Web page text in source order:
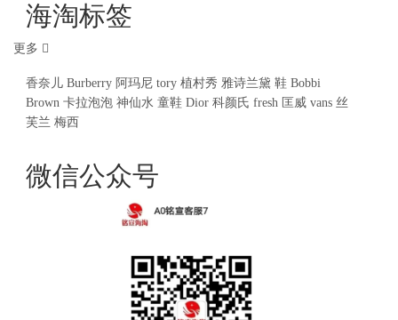
海淘标签
更多
香奈儿 Burberry 阿玛尼 tory 植村秀 雅诗兰黛 鞋 Bobbi
Brown 卡拉泡泡 神仙水 童鞋 Dior 科颜氏 fresh 匡威 vans 丝
芙兰 梅西
微信公众号